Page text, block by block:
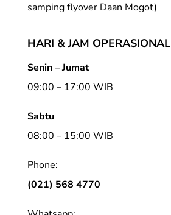
samping flyover Daan Mogot)
HARI & JAM OPERASIONAL
Senin – Jumat
09:00 – 17:00 WIB
Sabtu
08:00 – 15:00 WIB
Phone:
(021) 568 4770